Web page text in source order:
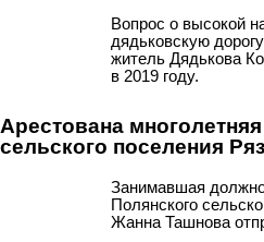
Вопрос о высокой
дядьковскую
житель Дядькова
в 2019 году.
Арестована
сельского поселения
Занимавшая
Полянского
Жанна Ташнова